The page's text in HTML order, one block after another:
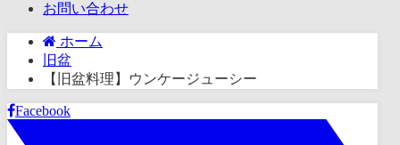
お問い合わせ
ホーム
旧盆
【旧盆料理】ウンケージューシー
Facebook